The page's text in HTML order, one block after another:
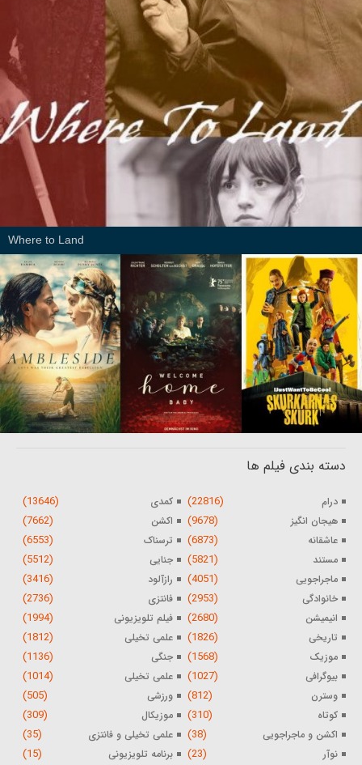
Where to Land
دسته بندی فیلم ها
درام (22816) کمدی (13646)
هیجان انگیز (9678) اکشن (7662)
عاشقانه (6873) ترسناک (6553)
مستند (5821) جنایی (5512)
ماجراجویی (4051) رازآلود (3416)
خانوادگی (2953) فانتزی (2736)
انیمیشن (2680) فیلم تلویزیونی (1994)
تاریخی (1826) علمی تخیلی (1812)
موزیک (1568) جنگی (1136)
بیوگرافی (1027) علمی تخیلی (1014)
وسترن (812) ورزشی (505)
کوتاه (310) موزیکال (309)
اکشن و ماجراجویی (38) علمی تخیلی و فانتزی (35)
نوآر (23) برنامه تلویزیونی (15)